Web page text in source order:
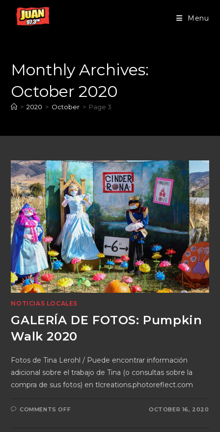
Menu
Monthly Archives:
October 2020
> 2020 > October > Page 3
NOTICIAS LOCALES
GALERÍA DE FOTOS: Pumpkin
Walk 2020
Fotos de Tina Lerohl / Puede encontrar información
adicional sobre el trabajo de Tina (o consultas sobre la
compra de sus fotos) en tlcreations.photoreflect.com
COMMENTS OFF OCTOBER 16, 2020